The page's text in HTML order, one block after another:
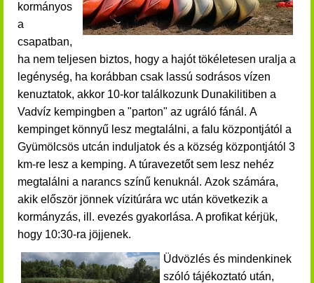
kormányos
a
csapatban,
ha nem teljesen biztos, hogy a hajót tökéletesen uralja a
legénység, ha korábban csak lassú sodrásos vízen
kenuztatok, akkor 10-kor találkozunk Dunakilitiben a
Vadvíz kempingben a "parton" az ugráló fánál. A
kempinget könnyű lesz megtalálni, a falu központjától a
Gyümölcsös utcán induljatok és a község központjától 3
km-re lesz a kemping. A túravezetőt sem lesz nehéz
megtalálni a narancs színű kenuknál. Azok számára,
akik először jönnek vízitúrára wc után következik a
kormányzás, ill. evezés gyakorlása. A profikat kérjük,
hogy 10:30-ra jöjjenek.
Üdvözlés és mindenkinek
szóló tájékoztató után,